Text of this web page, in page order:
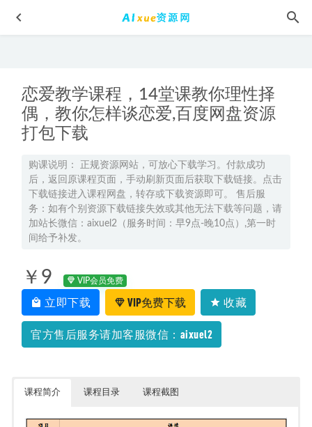
恋爱教学课程，14堂课教你理性择
偶，教你怎样谈恋爱,百度网盘资源
打包下载
购课说明： 正规资源网站，可放心下载学习。付款成功
后，返回原课程页面，手动刷新页面后获取下载链接。点击
下载链接进入课程网盘，转存或下载资源即可。 售后服
务：如有个别资源下载链接失效或其他无法下载等问题，请
加站长微信：aixuel2（服务时间：早9点-晚10点）,第一时
间给予补发。
￥9 VIP会员免费
立即下载 VIP免费下载 收藏
官方售后服务请加客服微信：aixuel2
课程简介 课程目录 课程截图
李林2024生物讲义高考一轮二轮复习讲义电子版 2023-10-27
22年高考物理于冲高中物理教学视频全程班，高中物理学习
资料百度网盘资源打包下载 2021-09-10
2025金亦珊高二语文上学期暑假班+秋季班网课教程 2025-02-
02
程,百度网盘资源打包下载
IPAD 安卓 点读美国系列 1222本，百度网盘资源打包下载，语
文/科学/数学教程
2021-12-11